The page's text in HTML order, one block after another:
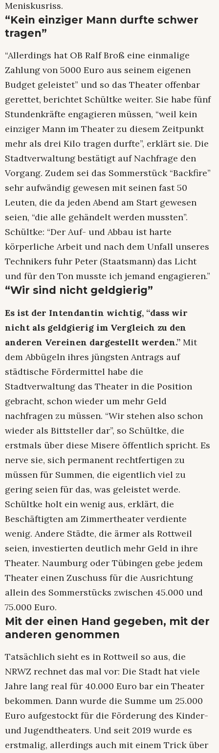
Meniskusriss.
“Kein einziger Mann durfte schwer
tragen”
“Allerdings hat OB Ralf Broß eine einmalige
Zahlung von 5000 Euro aus seinem eigenen
Budget geleistet” und so das Theater offenbar
gerettet, berichtet Schültke weiter. Sie habe fünf
Stundenkräfte engagieren müssen, “weil kein
einziger Mann im Theater zu diesem Zeitpunkt
mehr als drei Kilo tragen durfte”, erklärt sie. Die
Stadtverwaltung bestätigt auf Nachfrage den
Vorgang. Zudem sei das Sommerstück “Backfire”
sehr aufwändig gewesen mit seinen fast 50
Leuten, die da jeden Abend am Start gewesen
seien, “die alle gehändelt werden mussten”.
Schültke: “Der Auf- und Abbau ist harte
körperliche Arbeit und nach dem Unfall unseres
Technikers fuhr Peter (Staatsmann) das Licht
und für den Ton musste ich jemand engagieren.”
“Wir sind nicht geldgierig”
Es ist der Intendantin wichtig, “dass wir
nicht als geldgierig im Vergleich zu den
anderen Vereinen dargestellt werden.” Mit
dem Abbügeln ihres jüngsten Antrags auf
städtische Fördermittel habe die
Stadtverwaltung das Theater in die Position
gebracht, schon wieder um mehr Geld
nachfragen zu müssen. “Wir stehen also schon
wieder als Bittsteller dar”, so Schültke, die
erstmals über diese Misere öffentlich spricht. Es
nerve sie, sich permanent rechtfertigen zu
müssen für Summen, die eigentlich viel zu
gering seien für das, was geleistet werde.
Schültke holt ein wenig aus, erklärt, die
Beschäftigten am Zimmertheater verdiente
wenig. Andere Städte, die ärmer als Rottweil
seien, investierten deutlich mehr Geld in ihre
Theater. Naumburg oder Tübingen gebe jedem
Theater einen Zuschuss für die Ausrichtung
allein des Sommerstücks zwischen 45.000 und
75.000 Euro.
Mit der einen Hand gegeben, mit der
anderen genommen
Tatsächlich sieht es in Rottweil so aus, die
NRWZ rechnet das mal vor: Die Stadt hat viele
Jahre lang real für 40.000 Euro bar ein Theater
bekommen. Dann wurde die Summe um 25.000
Euro aufgestockt für die Förderung des Kinder-
und Jugendtheaters. Und seit 2019 wurde es
erstmalig, allerdings auch mit einem Trick über